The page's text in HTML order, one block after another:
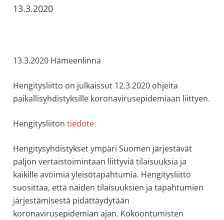
keuhkosairaudet,
allergiat.
H
Hengitys
13.3.2020
13.3.2020 Hämeenlinna
Hengitysliitto on julkaissut 12.3.2020 ohjeita
paikallisyhdistyksille koronavirusepidemiaan liittyen.
Hengitysliiton tiedote.
Hengitysyhdistykset ympäri Suomen järjestävät
paljon vertaistoimintaan liittyviä tilaisuuksia ja
kaikille avoimia yleisötapahtumia. Hengitysliitto
suosittaa, että näiden tilaisuuksien ja tapahtumien
järjestämisestä pidättäydytään
koronavirusepidemian ajan. Kokoontumisten